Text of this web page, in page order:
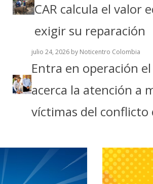
CAR calcula el valor
exigir su reparación
julio 24, 2026 by Noticentro Colombia
Entra en operación el
acerca la atención a
víctimas del conflicto